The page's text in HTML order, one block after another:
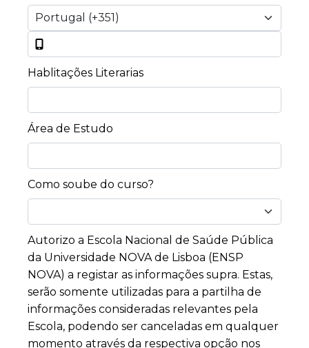
Hablitações Literarias
Área de Estudo
Como soube do curso?
Autorizo a Escola Nacional de Saúde Pública
da Universidade NOVA de Lisboa (ENSP
NOVA) a registar as informações supra. Estas,
serão somente utilizadas para a partilha de
informações consideradas relevantes pela
Escola, podendo ser canceladas em qualquer
momento através da respectiva opção nos